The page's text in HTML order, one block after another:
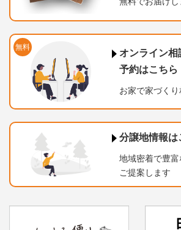
無料
オンライン相
予約はこちら
お家で家づくり
分譲地情報は
地域密着で豊
ご提案します